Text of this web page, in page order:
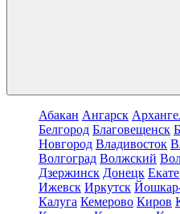
Абакан Ангарск
Белгород Благовещенск
Новгород Владивосток
Волгоград Волжский
Дзержинск Донецк
Ижевск Иркутск
Калуга Кемерово Киров